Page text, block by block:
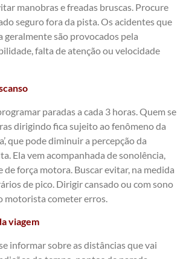
manobras e freadas bruscas. Procure
seguro fora da pista. Os acidentes que
geralmente são provocados pela
falta de atenção ou velocidade
paradas a cada 3 horas. Quem se
dirigindo fica sujeito ao fenômeno da
que pode diminuir a percepção da
Ela vem acompanhada de sonolência,
de força motora. Buscar evitar, na medida
de pico. Dirigir cansado ou com sono
motorista cometer erros.
viagem
informar sobre as distâncias que vai